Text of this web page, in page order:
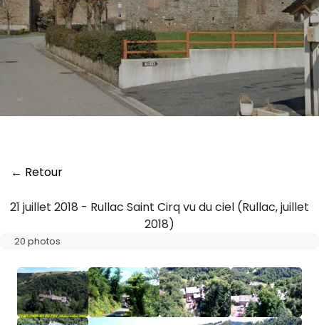
← Retour
21 juillet 2018 - Rullac Saint Cirq vu du ciel (Rullac, juillet
2018)
20 photos